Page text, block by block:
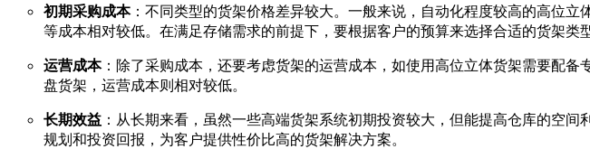
初期采购成本：不同类型的货架价格差异较大。一般来说，自动化程度较高的高位
等成本相对较低。在满足存储需求的前提下，要根据客户的预算来选择合适的货架类型
运营成本：除了采购成本，还要考虑货架的运营成本，如使用高位立体货架需要配
盘货架，运营成本则相对较低。
长期效益 ：从长期来看，虽然一些高端货架系统初期投资较大，但能提高仓库的空
规划和投资回报，为客户提供性价比高的货架解决方案。